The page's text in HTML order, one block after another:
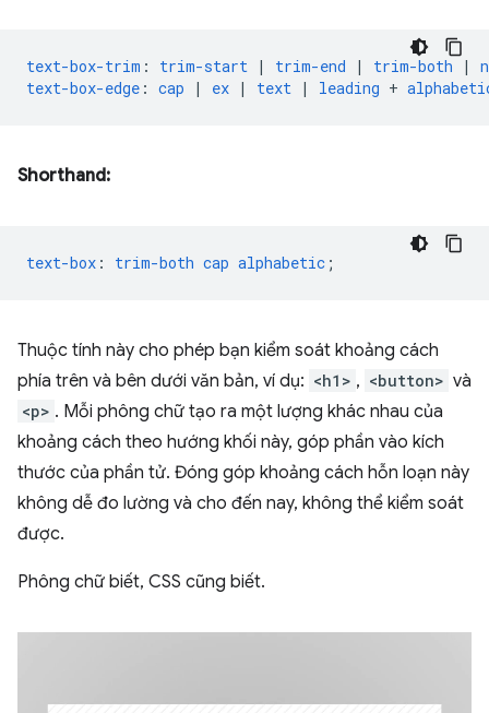
text-box-trim : trim-start | trim-end | trim-both |
text-box-edge : cap | ex | text | leading +
Shorthand:
text-box : trim-both cap alphabetic ;
Thuộc tính này cho phép bạn kiểm soát khoảng cách
phía trên và bên dưới văn bản, ví dụ: <h1> , <button> và
<p> . Mỗi phông chữ tạo ra một lượng khác nhau của
khoảng cách theo hướng khối này, góp phần vào kích
thước của phần tử. Đóng góp khoảng cách hỗn loạn này
không dễ đo lường và cho đến nay, không thể kiểm soát
được.
Phông chữ biết, CSS cũng biết.